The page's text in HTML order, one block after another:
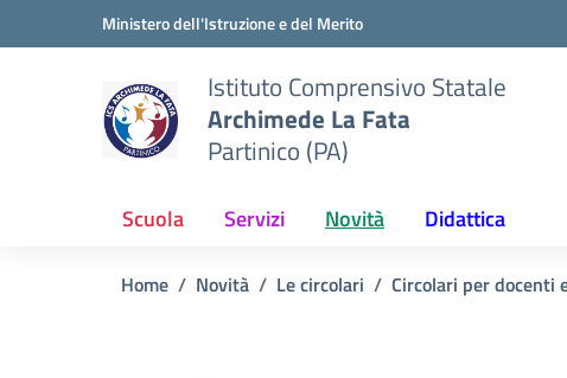
Vai ai contenuti
Vai al menu di navigazioneMinistero dell'Istruzione e del Merito
Istituto Comprensivo Statale
Archimede La Fata
Partinico (PA)
Scuola Servizi Novità Didattica
Home Novità Le circolari Circolari per docenti